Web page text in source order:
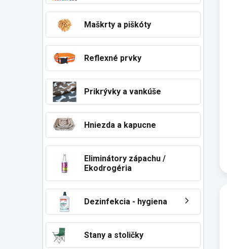
Maškrty a piškóty
Reflexné prvky
Prikrývky a vankúše
Hniezda a kapucne
Eliminátory zápachu /
Ekodrogéria
Dezinfekcia - hygiena
Stany a stoličky